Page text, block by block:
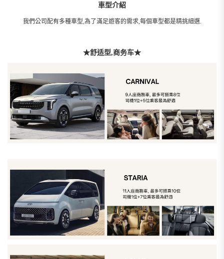
車型介紹
我們公司配有多種車型,為了滿足遊客的需求,每個車型都是精挑細選.
★舒适型,商务车★